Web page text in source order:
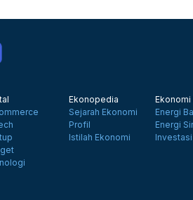
Ekonopedia
Sejarah Ekonomi
Profil
Istilah Ekonomi
Ekonomi
Energi
Energi